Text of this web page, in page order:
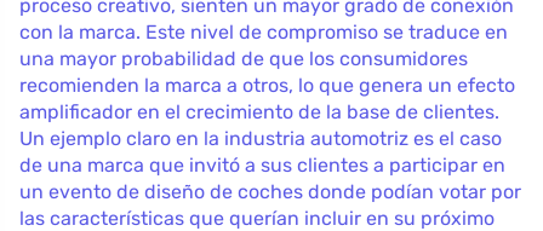
proceso creativo, sienten un mayor grado de conexión
con la marca. Este nivel de compromiso se traduce en
una mayor probabilidad de que los consumidores
recomienden la marca a otros, lo que genera un efecto
amplificador en el crecimiento de la base de clientes.
Un ejemplo claro en la industria automotriz es el caso
de una marca que invitó a sus clientes a participar en
un evento de diseño de coches donde podían votar por
las características que querían incluir en su próximo